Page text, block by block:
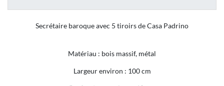
Secrétaire baroque avec 5 tiroirs de Casa Padrino
Matériau : bois massif, métal
Largeur environ : 100 cm